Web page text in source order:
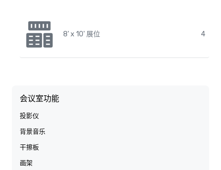
8' x 10' 展位 4
会议室功能
投影仪
背景音乐
干擦板
画架